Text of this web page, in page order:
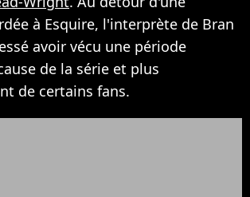
à Esquire, l'interprète de Bran
avoir vécu une période
de la série et plus
de certains fans.